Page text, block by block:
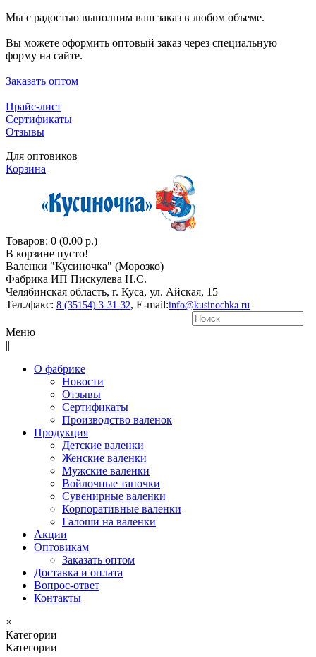
Мы с радостью выполним ваш заказ в любом объеме.
Вы можете оформить оптовый заказ через специальную
форму на сайте.
Заказать оптом
Прайс-лист
Сертификаты
Отзывы
Для оптовиков
Корзина
Товаров: 0 (0.00 р.)
В корзине пусто!
Валенки "Кусиночкa" (Морозко)
Фабрика ИП Пискулева Н.С.
Челябинская область, г. Куса, ул. Айская, 15
Тел./факс: 8 (35154) 3-31-32, E-mail:info@kusinochka.ru
Меню
|||
О фабрике
Новости
Отзывы
Сертификаты
Производство валенок
Продукция
Детские валенки
Женские валенки
Мужские валенки
Войлочные тапочки
Сувенирные валенки
Корпоративные валенки
Галоши на валенки
Акции
Оптовикам
Заказать оптом
Доставка и оплата
Вопрос-ответ
Контакты
×
Категории
Категории